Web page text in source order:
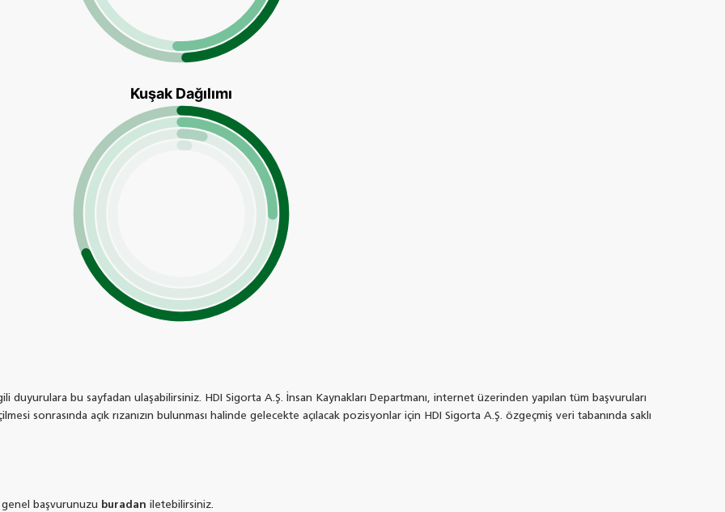
from 1.52 to 68.77.
Kuşak Dağılımı
duyurulara bu sayfadan ulaşabilirsiniz. HDI Sigorta A.Ş. İnsan Kaynakları Departmanı, internet üzerinden yapılan tüm başvuruları
sonrasında açık rızanızın bulunması halinde gelecekte açılacak pozisyonlar için HDI Sigorta A.Ş. özgeçmiş veri tabanında saklı
başvurunuzu buradan iletebilirsiniz.